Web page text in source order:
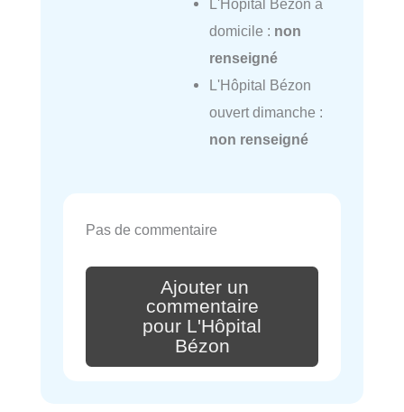
L'Hôpital Bézon à
domicile : non
renseigné
L'Hôpital Bézon
ouvert dimanche :
non renseigné
Pas de commentaire
Ajouter un
commentaire
pour L'Hôpital
Bézon